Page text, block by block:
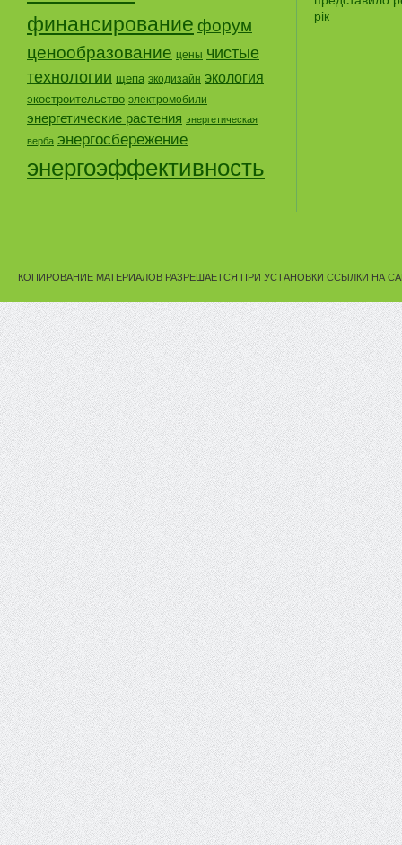
финансирование форум
ценообразование цены чистые
технологии щепа экодизайн экология
экостроительство электромобили
энергетические растения энергетическая
верба энергосбережение
энергоэффективность
рік
КОПИРОВАНИЕ МАТЕРИАЛОВ РАЗРЕШАЕТСЯ ПРИ УСТАНОВКИ ССЫЛКИ НА САЙТ